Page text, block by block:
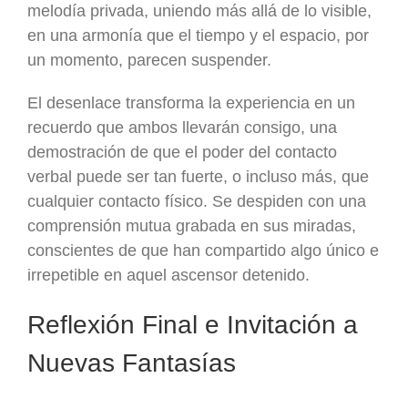
melodía privada, uniendo más allá de lo visible,
en una armonía que el tiempo y el espacio, por
un momento, parecen suspender.
El desenlace transforma la experiencia en un
recuerdo que ambos llevarán consigo, una
demostración de que el poder del contacto
verbal puede ser tan fuerte, o incluso más, que
cualquier contacto físico. Se despiden con una
comprensión mutua grabada en sus miradas,
conscientes de que han compartido algo único e
irrepetible en aquel ascensor detenido.
Reflexión Final e Invitación a
Nuevas Fantasías